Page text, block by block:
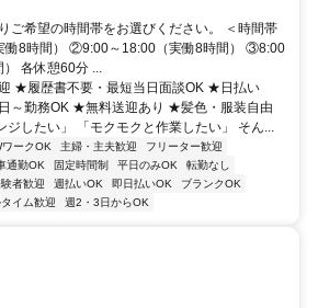
ご希望の時間帯をお選びください。 ＜時間帯
働8時間） ②9:00～18:00（実働8時間） ③8:00
各休憩60分 ...
★履歴書不要・最短当日面談OK ★日払い
～勤務OK ★無料送迎あり ★髪色・服装自由
ジしたい」 「モクモクと作業したい」 そん...
ークOK 主婦・主夫歓迎
フリーター歓迎
通勤OK 固定時間制 平日のみOK
転勤なし
者歓迎 週払いOK 即日払いOK
ブランクOK
イム歓迎 週2・3日からOK